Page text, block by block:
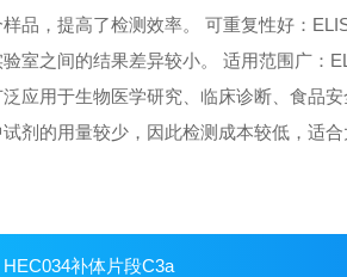
品，提高了检测效率。 可重复性好：
室之间的结果差异较小。 适用范围广：
应用于生物医学研究、临床诊断、食品
剂的用量较少，因此检测成本较低，适
HEC034补体片段C3a